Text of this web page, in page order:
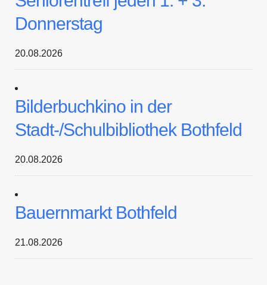
Donnerstag
20.08.2026
Bilderbuchkino in der
Stadt-/Schulbibliothek Bothfeld
20.08.2026
Bauernmarkt Bothfeld
21.08.2026